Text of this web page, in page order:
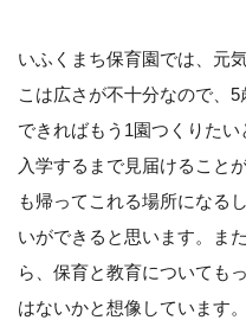
いふくまち保育園では、元
こは広さが不十分なので、5
できればもう1園つくりた
入学するまで見届けること
も帰ってこれる場所になる
いができると思います。ま
ら、保育と教育についても
はないかと想像しています